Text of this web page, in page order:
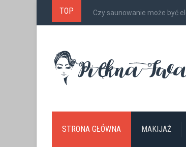
TOP Czy saunowanie może być
STRONA GŁÓWNA MAKIJAŻ